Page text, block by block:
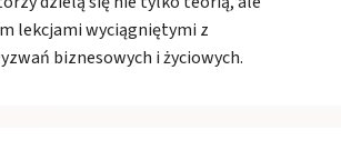
lekcjami wyciągniętymi z
biznesowych i życiowych.